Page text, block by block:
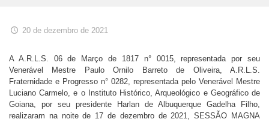
20 de dezembro de 2021
A A.R.L.S. 06 de Março de 1817 n° 0015, representada por seu
Venerável Mestre Paulo Ornilo Barreto de Oliveira, A.R.L.S.
Fraternidade e Progresso n° 0282, representada pelo Venerável Mestre
Luciano Carmelo, e o Instituto Histórico, Arqueológico e Geográfico de
Goiana, por seu presidente Harlan de Albuquerque Gadelha Filho,
realizaram na noite de 17 de dezembro de 2021, SESSÃO MAGNA